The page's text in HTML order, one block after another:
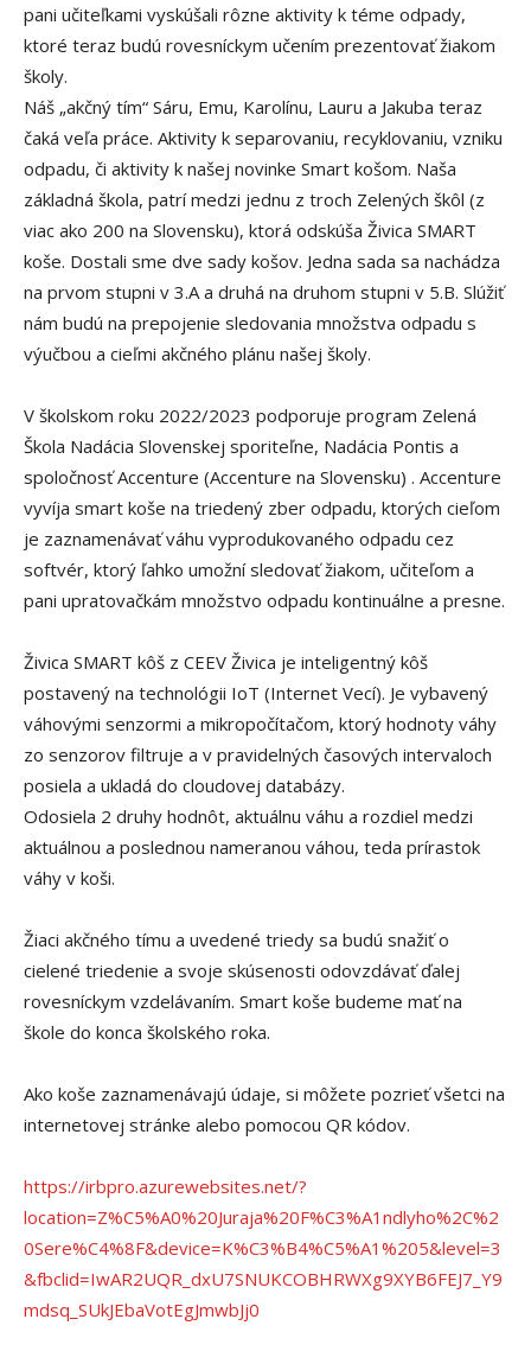
pani učiteľkami vyskúšali rôzne aktivity k téme odpady,
ktoré teraz budú rovesníckym učením prezentovať žiakom
školy.
Náš „akčný tím“ Sáru, Emu, Karolínu, Lauru a Jakuba teraz
čaká veľa práce. Aktivity k separovaniu, recyklovaniu, vzniku
odpadu, či aktivity k našej novinke Smart košom. Naša
základná škola, patrí medzi jednu z troch Zelených škôl (z
viac ako 200 na Slovensku), ktorá odskúša Živica SMART
koše. Dostali sme dve sady košov. Jedna sada sa nachádza
na prvom stupni v 3.A a druhá na druhom stupni v 5.B. Slúžiť
nám budú na prepojenie sledovania množstva odpadu s
výučbou a cieľmi akčného plánu našej školy.
V školskom roku 2022/2023 podporuje program Zelená
Škola Nadácia Slovenskej sporiteľne, Nadácia Pontis a
spoločnosť Accenture (Accenture na Slovensku) . Accenture
vyvíja smart koše na triedený zber odpadu, ktorých cieľom
je zaznamenávať váhu vyprodukovaného odpadu cez
softvér, ktorý ľahko umožní sledovať žiakom, učiteľom a
pani upratovačkám množstvo odpadu kontinuálne a presne.
Živica SMART kôš z CEEV Živica je inteligentný kôš
postavený na technológii IoT (Internet Vecí). Je vybavený
váhovými senzormi a mikropočítačom, ktorý hodnoty váhy
zo senzorov filtruje a v pravidelných časových intervaloch
posiela a ukladá do cloudovej databázy.
Odosiela 2 druhy hodnôt, aktuálnu váhu a rozdiel medzi
aktuálnou a poslednou nameranou váhou, teda prírastok
váhy v koši.
Žiaci akčného tímu a uvedené triedy sa budú snažiť o
cielené triedenie a svoje skúsenosti odovzdávať ďalej
rovesníckym vzdelávaním. Smart koše budeme mať na
škole do konca školského roka.
Ako koše zaznamenávajú údaje, si môžete pozrieť všetci na
internetovej stránke alebo pomocou QR kódov.
https://irbpro.azurewebsites.net/?
location=Z%C5%A0%20Juraja%20F%C3%A1ndlyho%2C%2
0Sere%C4%8F&device=K%C3%B4%C5%A1%205&level=3
&fbclid=IwAR2UQR_dxU7SNUKCOBHRWXg9XYB6FEJ7_Y9
mdsq_SUkJEbaVotEgJmwbJj0